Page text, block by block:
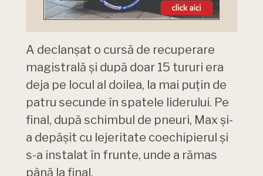
A declanșat o cursă de recuperare
magistrală și după doar 15 tururi era
deja pe locul al doilea, la mai puțin de
patru secunde în spatele liderului. Pe
final, după schimbul de pneuri, Max și-
a depășit cu lejeritate coechipierul și
s-a instalat în frunte, unde a rămas
până la final.